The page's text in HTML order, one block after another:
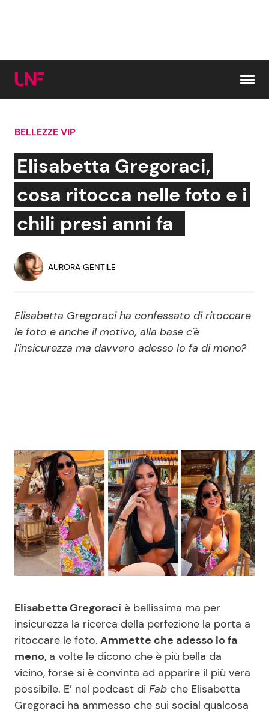
Cerca:
News e Cronaca
Attualità Italiana
Economia
Persone Scomparse
Politica
Gossip e TV
Bellezze VIP
Programmi TV
Reality e Talent
News Cinema
News Musica
News Spettacolo
News dal mondo
Benessere
Moda e Style
Mondo Mamma
News benessere
Cucina e Ricette
Dolci
Le Ricette in TV
Primi Piatti
BELLEZZE VIP
Elisabetta Gregoraci,
cosa ritocca nelle foto e i
chili presi anni fa
AURORA GENTILE
Elisabetta Gregoraci ha confessato di ritoccare
le foto e anche il motivo, alla base c'è
l'insicurezza ma davvero adesso lo fa di meno?
Elisabetta Gregoraci è bellissima ma per
insicurezza la ricerca della perfezione la porta a
ritoccare le foto. Ammette che adesso lo fa
meno, a volte le dicono che è più bella da
vicino, forse si è convinta ad apparire il più vera
possibile. E’ nel podcast di Fab che Elisabetta
Gregoraci ha ammesso che sui social qualcosa